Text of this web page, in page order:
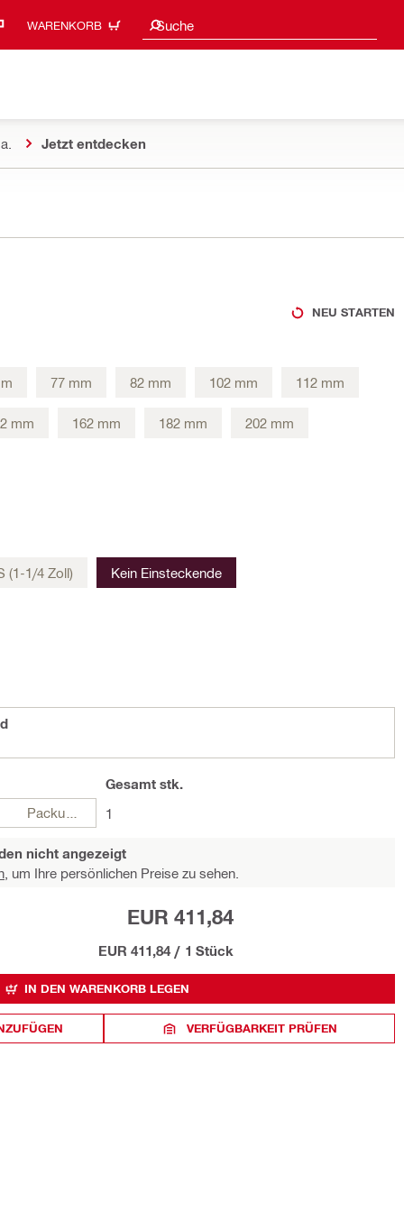
WARENKORB Suche
Suchvorschläge
Jetzt entdecken
NEU STARTEN
77 mm 82 mm 102 mm 112 mm
mm 162 mm 182 mm 202 mm
(1-1/4 Zoll) Kein Einsteckende
Gesamt stk.
1
nicht angezeigt
um Ihre persönlichen Preise zu sehen.
EUR 411,84
EUR 411,84 / 1 Stück
IN DEN WARENKORB LEGEN
VERFÜGBARKEIT PRÜFEN